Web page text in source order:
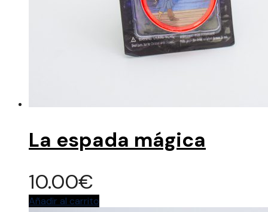
La espada mágica
10.00€
Añadir al carrito